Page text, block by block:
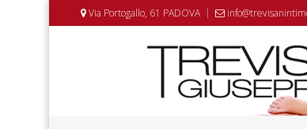
Via Portogallo, 61 PADOVA